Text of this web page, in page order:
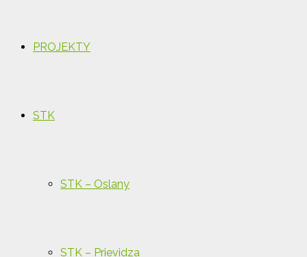
PROJEKTY
STK
STK – Oslany
STK – Prievidza